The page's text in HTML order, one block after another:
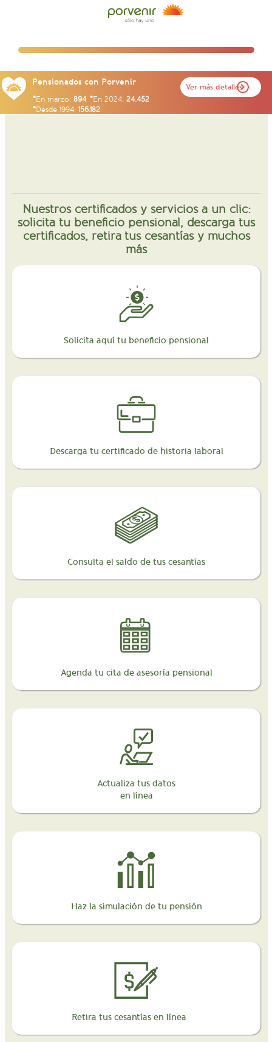
Pensionados con Porvenir
En marzo: 894 En 2024: 24.452
Desde 1994: 156.182
Ver más detalles
Nuestros certificados y servicios a un clic:
solicita tu beneficio pensional, descarga tus
certificados, retira tus cesantías y muchos
más
Solicita aquí tu beneficio pensional
Descarga tu certificado de historia laboral
Consulta el saldo de tus cesantías
Agenda tu cita de asesoría pensional
Actualiza tus datos
en línea
Haz la simulación de tu pensión
Retira tus cesantías en línea